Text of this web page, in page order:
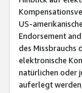
US-
Endorsement
des Missbrauchs
elektronische
natürlichen oder
auferlegt